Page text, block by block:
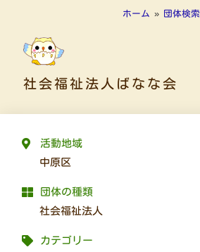
ホーム » 団体検索
社会福祉法人ばなな会
活動地域
中原区
団体の種類
社会福祉法人
カテゴリー